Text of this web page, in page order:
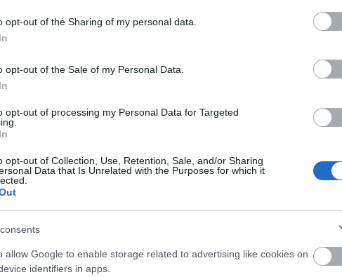
opt-out of the Sharing of my personal data.
opt-out of the Sale of my Personal Data.
opt-out of processing my Personal Data for Targeted
opt-out of Collection, Use, Retention, Sale, and/or Sharing
Data that Is Unrelated with the Purposes for which it
allow Google to enable storage related to advertising like cookies on
identifiers in apps.
rajongásának adott hangot, amikor a
A tárlaton 20 év munkája elevenedik meg más
és hangzó anyagok, illetve különböző tárgyak
hogy félig lesz életrajzi, félig azonban fikciós
egy neves izlandi íróval dolgozik együtt.
lehet része annak, aki felkeresi a MoMA tárlatát